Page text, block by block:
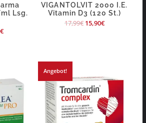
Lsg.
€
VIGANTOLVIT 2000 I.E.
Vitamin D3 (120 St.)
17,99€ 15,90€
Angebot!